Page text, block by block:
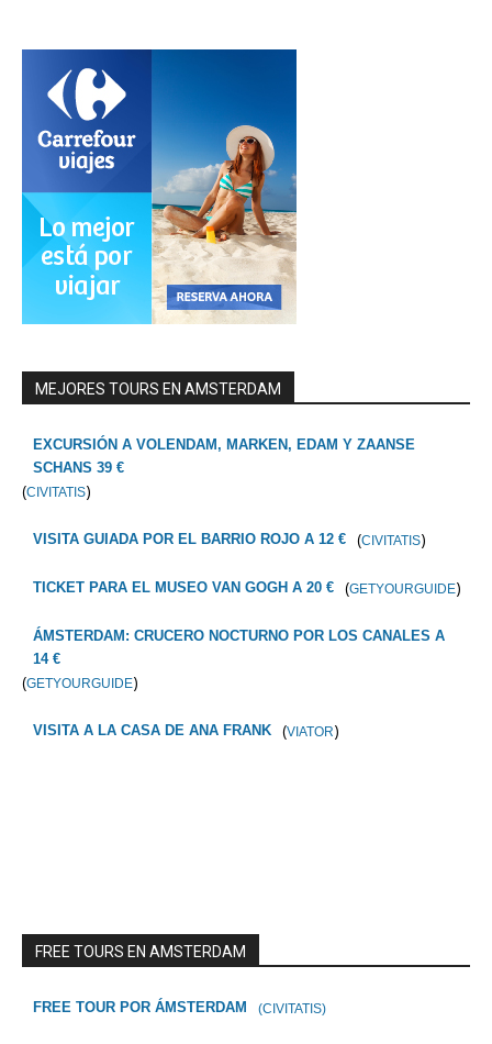
MEJORES TOURS EN AMSTERDAM
EXCURSIÓN A VOLENDAM, MARKEN, EDAM Y ZAANSE
SCHANS 39 €
(CIVITATIS)
VISITA GUIADA POR EL BARRIO ROJO A 12 € (CIVITATIS)
TICKET PARA EL MUSEO VAN GOGH A 20 € (GETYOURGUIDE)
ÁMSTERDAM: CRUCERO NOCTURNO POR LOS CANALES A
14 €
(GETYOURGUIDE)
VISITA A LA CASA DE ANA FRANK (VIATOR)
FREE TOURS EN AMSTERDAM
FREE TOUR POR ÁMSTERDAM (CIVITATIS)